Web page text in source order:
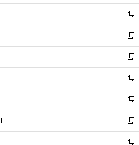
ウ
ィ
ン
ド
ウ
で
開
く
し
い
ウ
ィ
ン
ド
ウ
で
開
く
新
し
い
ウ
ィ
ン
ド
ウ
で
開
く
新
し
い
ウ
ィ
ン
ド
ウ
で
開
く
新
し
い
ウ
ィ
ン
ド
ウ
で
新
し
い
ウ
ィ
ン
ド
新
し
い
ウ
ィ
新
し